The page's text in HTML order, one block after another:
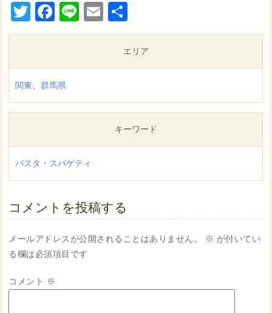
TwitterFacebook
LineEmail
有
エリア
関東、群馬県
キーワード
パスタ・スパゲティ
コメントを投稿する
メールアドレスが公開されることはありません。 ※ が付いてい
る欄は必須項目です
コメント ※